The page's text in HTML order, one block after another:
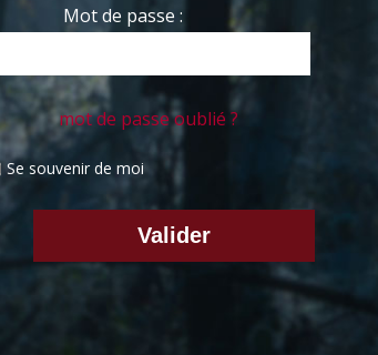
Mot de passe :
mot de passe oublié ?
Se souvenir de moi